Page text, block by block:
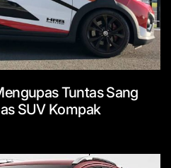
Tuntas Sang
SUV Kompak